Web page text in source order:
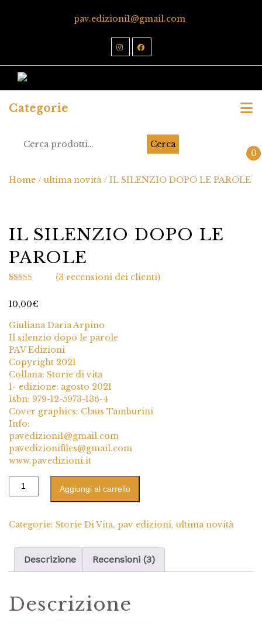
pav.edizioni1@gmail.com
Categorie
Cerca
0
Home / ultima novità/ IL SILENZIO DOPO LE PAROLE
IL SILENZIO DOPO LE
PAROLE
direcensioni
(3 recensioni dei clienti)
10,00€
Giuliana Daria Arpino
Il silenzio dopo le parole
PAV Edizioni
Copyright 2021
Collana: Storie di vita
1^ edizione: agosto 2021
Isbn: 979-12-5973-136-4
Cover graphics: Claus Tamburini
Info:
pavedizioni1@gmail.com
pavedizionifiles@gmail.com
www.pavedizioni.it
Aggiungi al carrello
Categorie: Storie Di Vita, pav edizioni, ultima novità
Descrizione Recensioni (3)
Descrizione